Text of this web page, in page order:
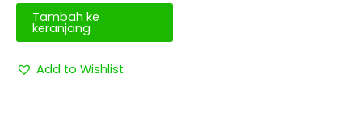
dari
Tambah ke
keranjang
Add to Wishlist